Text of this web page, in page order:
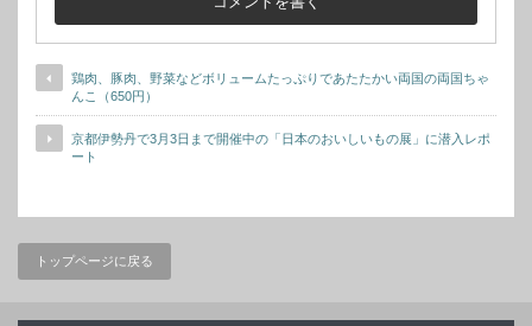
鶏肉、豚肉、野菜などボリュームたっぷりであたたかい両国の両国ちゃ
んこ（650円）
京都伊勢丹で3月3日まで開催中の「日本のおいしいもの展」に潜入レポ
ート
トップページに戻る